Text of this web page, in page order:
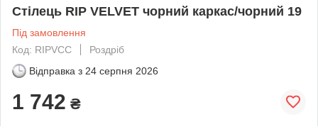
Стілець RIP VELVET чорний каркас/чорний 19
Під замовлення
Код: RIPVCC
Роздріб
Відправка з 24 серпня 2026
1 742 ₴